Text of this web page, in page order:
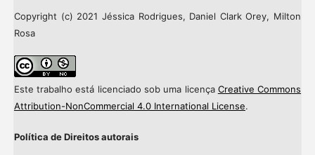
Copyright (c) 2021 Jéssica Rodrigues, Daniel Clark Orey, Milton
Rosa
Este trabalho está licenciado sob uma licença Creative Commons
Attribution-NonCommercial 4.0 International License.
Política de Direitos autorais